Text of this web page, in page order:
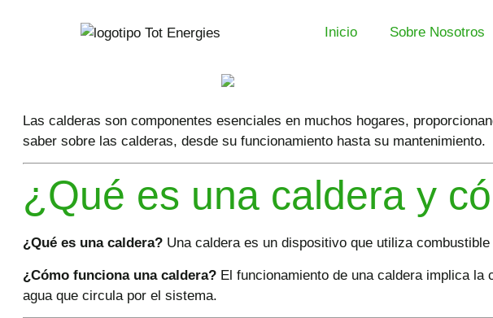
Inicio Sobre Nosotros
Las calderas son componentes esenciales en muchos hogares,
saber sobre las calderas, desde su funcionamiento hasta su mantenimiento.
¿Qué es una caldera y
¿Qué es una caldera? Una caldera es un dispositivo que utiliza
¿Cómo funciona una caldera? El funcionamiento de una caldera implica
agua que circula por el sistema.